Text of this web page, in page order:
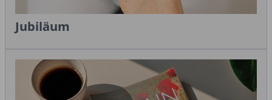
Jubiläum